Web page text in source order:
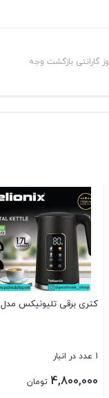
کتری برقی تلیونیکس مدل 1400
1 عدد در انبار
4,800,000 تومان